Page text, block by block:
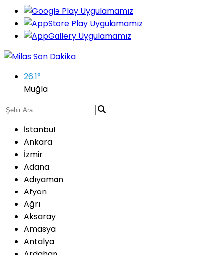
26.1°
Muğla
İstanbul
Ankara
İzmir
Adana
Adıyaman
Afyon
Ağrı
Aksaray
Amasya
Antalya